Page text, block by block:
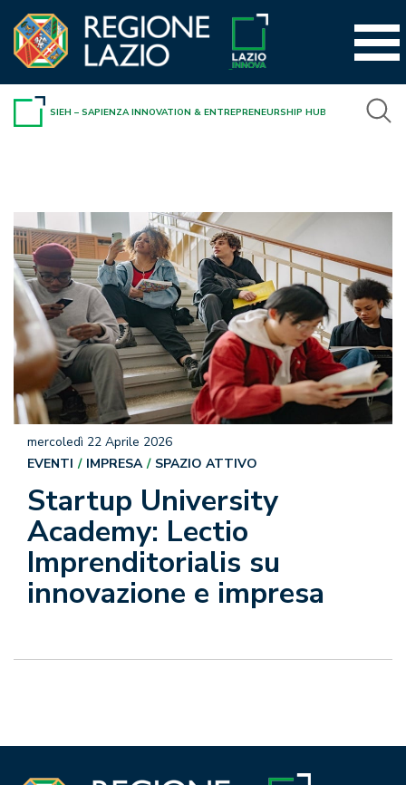
contenuto
SIEH – SAPIENZA INNOVATION & ENTREPRENEURSHIP HUB
Startup University
Academy: Lectio
Imprenditorialis su
innovazione e impresa
mercoledì 22 Aprile 2026
EVENTI
IMPRESA SPAZIO ATTIVO